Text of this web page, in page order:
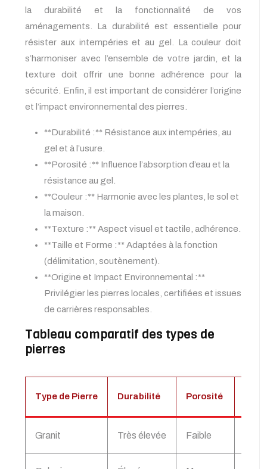
la durabilité et la fonctionnalité de vos
aménagements. La durabilité est essentielle pour
résister aux intempéries et au gel. La couleur doit
s’harmoniser avec l’ensemble de votre jardin, et la
texture doit offrir une bonne adhérence pour la
sécurité. Enfin, il est important de considérer l’origine
et l’impact environnemental des pierres.
**Durabilité :** Résistance aux intempéries, au
gel et à l’usure.
**Porosité :** Influence l’absorption d’eau et la
résistance au gel.
**Couleur :** Harmonie avec les plantes, le sol et
la maison.
**Texture :** Aspect visuel et tactile, adhérence.
**Taille et Forme :** Adaptées à la fonction
(délimitation, soutènement).
**Origine et Impact Environnemental :**
Privilégier les pierres locales, certifiées et issues
de carrières responsables.
Tableau comparatif des types de
pierres
Type de Pierre Durabilité Porosité
Granit Très élevée Faible